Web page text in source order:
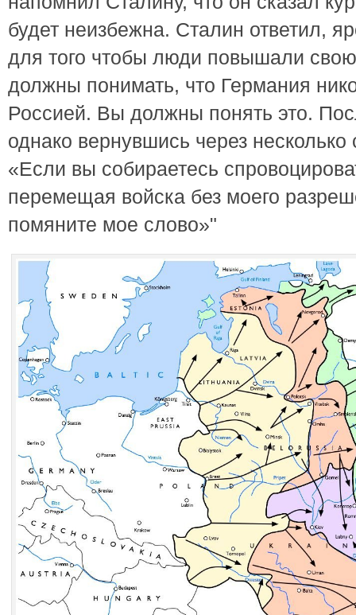
будет неизбежна. Сталин ответил,
для того чтобы люди повышали
должны понимать, что Германия
Россией. Вы должны понять это.
однако вернувшись через
«Если вы собираетесь
перемещая войска без моего
помяните мое слово»"